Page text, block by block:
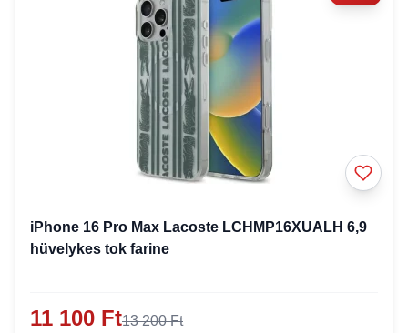
iPhone 16 Pro Max Lacoste LCHMP16XUALH 6,9
hüvelykes tok farine
11 100 Ft13 200 Ft